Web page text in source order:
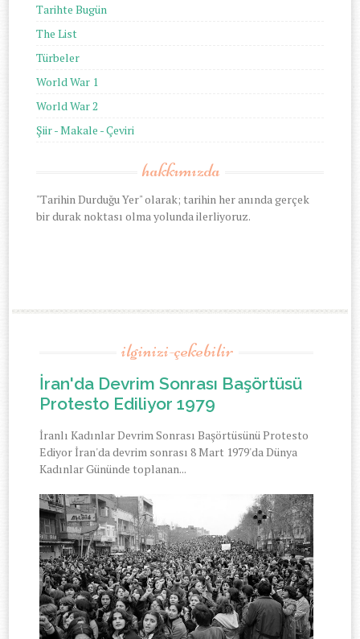
Tarihte Bugün
The List
Türbeler
World War 1
World War 2
Şiir - Makale - Çeviri
hakkımızda
"Tarihin Durduğu Yer" olarak; tarihin her anında gerçek
bir durak noktası olma yolunda ilerliyoruz.
ilginizi-çekebilir
İran'da Devrim Sonrası Başörtüsü
Protesto Ediliyor 1979
İranlı Kadınlar Devrim Sonrası Başörtüsünü Protesto
Ediyor İran'da devrim sonrası 8 Mart 1979'da Dünya
Kadınlar Gününde toplanan...